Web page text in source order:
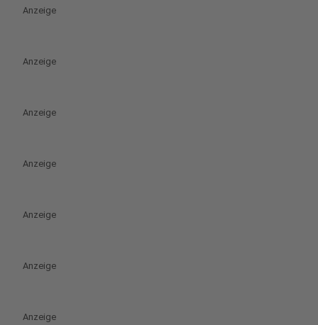
Anzeige
Anzeige
Anzeige
Anzeige
Anzeige
Anzeige
Anzeige